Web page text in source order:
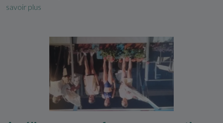
savoir plus